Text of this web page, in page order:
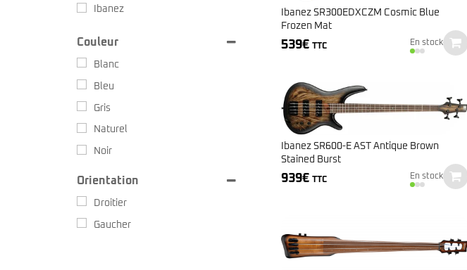
Ibanez SR300EDXCZM Cosmic Blue
Frozen Mat
539€ TTC En stock
Ibanez SR600-E AST Antique Brown
Stained Burst
939€ TTC En stock
Ibanez
Couleur
Blanc
Bleu
Gris
Naturel
Noir
Orientation
Droitier
Gaucher